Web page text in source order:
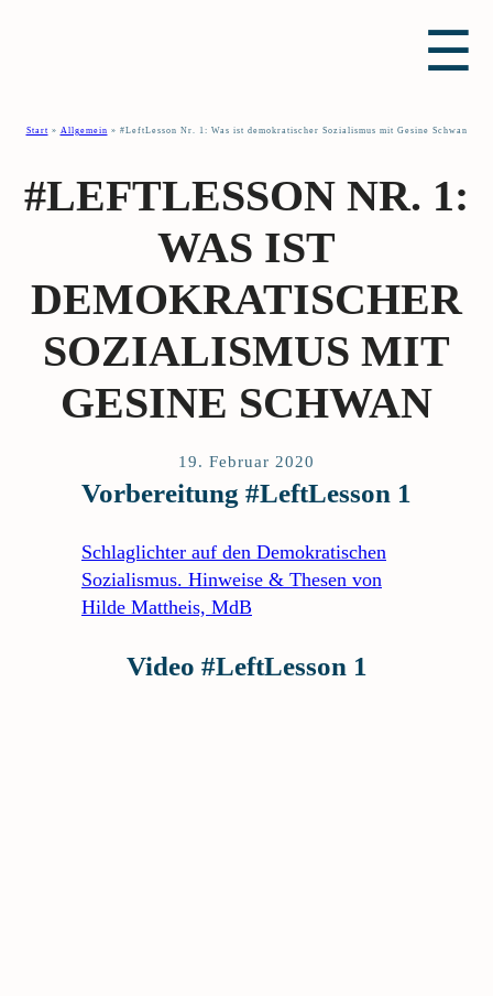
☰
Start » Allgemein » #LeftLesson Nr. 1: Was ist demokratischer Sozialismus mit Gesine Schwan
#LEFTLESSON NR. 1:
WAS IST
DEMOKRATISCHER
SOZIALISMUS MIT
GESINE SCHWAN
19. Februar 2020
Vorbereitung #LeftLesson 1
Schlaglichter auf den Demokratischen
Sozialismus. Hinweise & Thesen von
Hilde Mattheis, MdB
Video #LeftLesson 1